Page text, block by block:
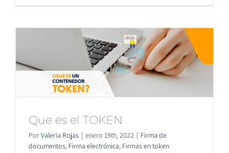
Que es el TOKEN
PorValeria Rojas | enero 19th, 2022 | Firma de
documentos, Firma electrónica, Firmas en token